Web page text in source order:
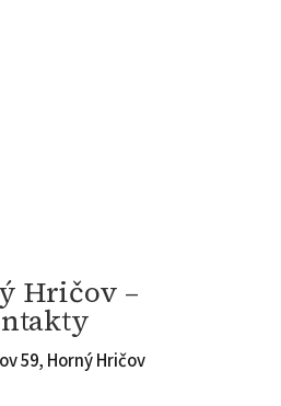
Hričov –
59, Horný Hričov